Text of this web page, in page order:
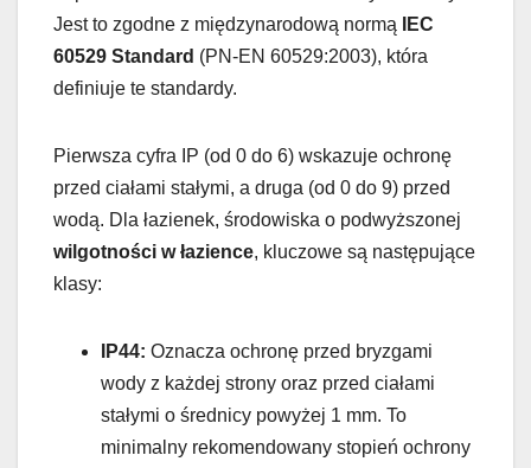
Jest to zgodne z międzynarodową normą
IEC
60529 Standard (PN-EN 60529:2003), która
definiuje te standardy.
Pierwsza cyfra IP (od 0 do 6) wskazuje ochronę
przed ciałami stałymi, a druga (od 0 do 9) przed
wodą. Dla łazienek, środowiska o podwyższonej
wilgotności w łazience, kluczowe są następujące
klasy:
IP44: Oznacza ochronę przed bryzgami
wody z każdej strony oraz przed ciałami
stałymi o średnicy powyżej 1 mm. To
minimalny rekomendowany stopień ochrony